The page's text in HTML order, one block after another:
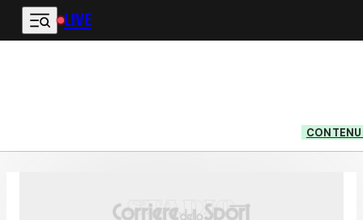
Vai al contenuto principale
LIVE